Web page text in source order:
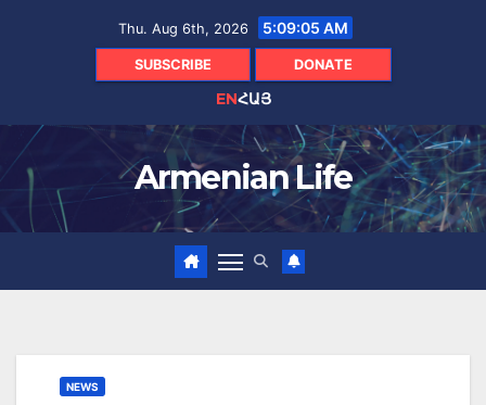
Thu. Aug 6th, 2026 5:09:06 AM
SUBSCRIBE DONATE
ENՀԱՅ
Armenian Life
NEWS